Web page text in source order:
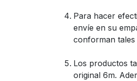
Para hacer
envíe en su
conforman
Los productos
original 6m.